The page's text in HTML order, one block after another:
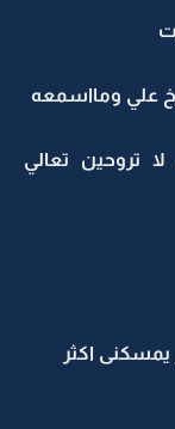
علي ومااسمعه
تروحين تعالي
اكثر